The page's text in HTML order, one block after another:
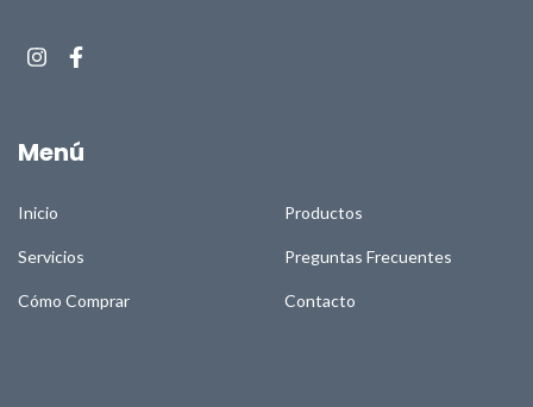
Menú
Inicio Productos
Servicios Preguntas Frecuentes
Cómo Comprar Contacto